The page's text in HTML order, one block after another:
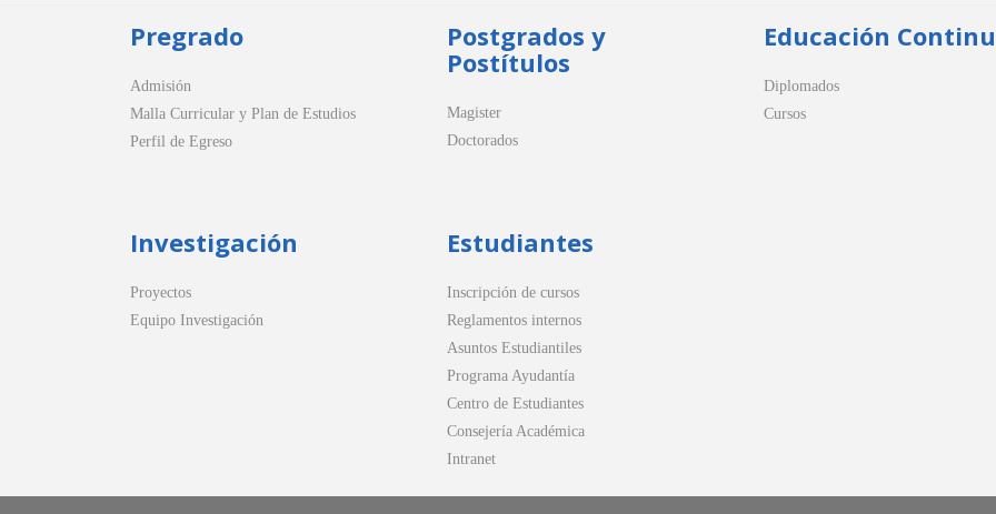
Pregrado
Admisión
Malla Curricular y Plan de Estudios
Perfil de Egreso
Postgrados y
Postítulos
Magister
Doctorados
Educación
Diplomados
Cursos
Investigación
Proyectos
Equipo Investigación
Estudiantes
Inscripción de cursos
Reglamentos internos
Asuntos Estudiantiles
Programa Ayudantía
Centro de Estudiantes
Consejería Académica
Intranet